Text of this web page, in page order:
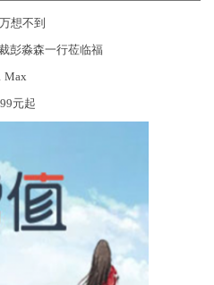
想不到
彭淼森一行莅临福
Max
元起